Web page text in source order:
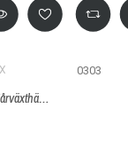
0303
Calendula Hårväxthämmande Mousse